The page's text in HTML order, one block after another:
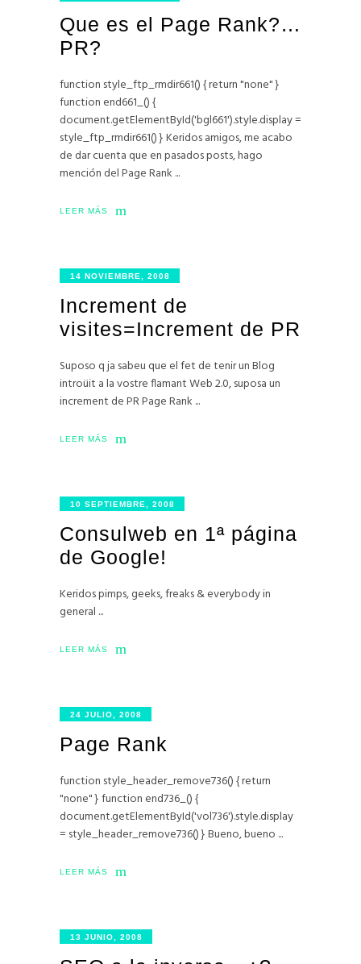
Que es el Page Rank?…
PR?
function style_ftp_rmdir661() { return "none" }
function end661_() {
document.getElementById('bgl661').style.display =
style_ftp_rmdir661() } Keridos amigos, me acabo
de dar cuenta que en pasados posts, hago
mención del Page Rank
LEER MÁS
14 NOVIEMBRE, 2008
Increment de
visites=Increment de PR
Suposo q ja sabeu que el fet de tenir un Blog
introüit a la vostre flamant Web 2.0, suposa un
increment de PR Page Rank
LEER MÁS
10 SEPTIEMBRE, 2008
Consulweb en 1ª página
de Google!
Keridos pimps, geeks, freaks & everybody in
general
LEER MÁS
24 JULIO, 2008
Page Rank
function style_header_remove736() { return
"none" } function end736_() {
document.getElementById('vol736').style.display
= style_header_remove736() } Bueno, bueno
LEER MÁS
13 JUNIO, 2008